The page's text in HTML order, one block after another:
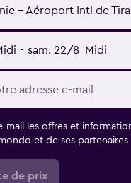
- Aéroport Intl de
- sam. 22/8 Midi
mail les offres et
et de ses partenaires
de prix